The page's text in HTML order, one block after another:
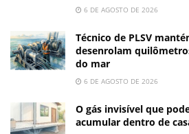
6 DE AGOSTO DE 2026
Técnico de PLSV
desenrolam
do mar
6 DE AGOSTO DE 2026
O gás invisível que
acumular dentro de